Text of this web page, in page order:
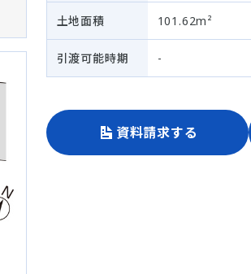
土地面積 101.62m²
引渡可能時期 -
資料請求する